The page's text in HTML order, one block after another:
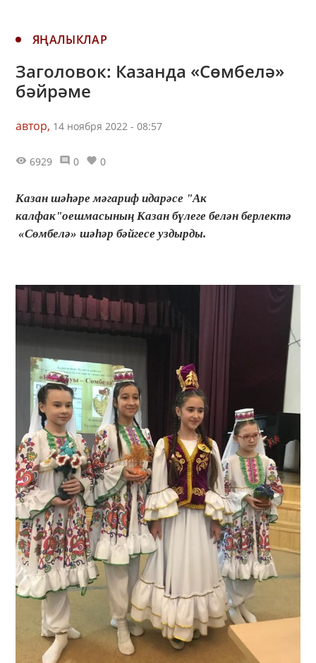
ЯҢАЛЫКЛАР
Заголовок: Казанда «Сөмбелә»
бәйрәме
автор, 14 ноября 2022 - 08:57
6929 0 0
Казан шәһәре мәгариф идарәсе "Ак
калфак"оешмасының Казан бүлеге белән берлектә
«Сөмбелә» шәһәр бәйгесе уздырды.